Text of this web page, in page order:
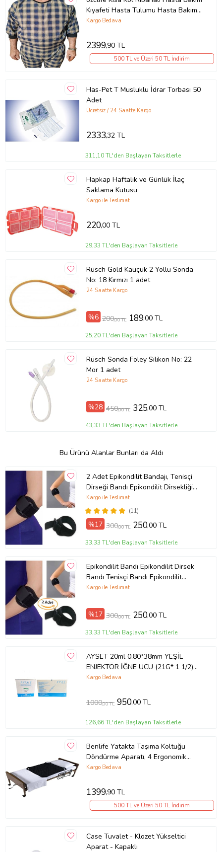
Kıyafeti Hasta Tulumu Hasta Bakım
Sağlık Demans Tulum - MEDİUM
Kargo Bedava
2399,90 TL
500 TL ve Üzeri 50 TL İndirim
Has-Pet T Musluklu İdrar Torbası 50
Adet
Ücretsiz / 24 Saatte Kargo
2333,32 TL
311,10 TL'den Başlayan Taksitlerle
Hapkap Haftalık ve Günlük İlaç
Saklama Kutusu
Kargo ile Teslimat
220,00 TL
29,33 TL'den Başlayan Taksitlerle
Rüsch Gold Kauçuk 2 Yollu Sonda
No: 18 Kırmızı 1 adet
24 Saatte Kargo
%6 200,00 TL 189,00 TL
25,20 TL'den Başlayan Taksitlerle
Rüsch Sonda Foley Silikon No: 22
Mor 1 adet
24 Saatte Kargo
%28 450,00 TL 325,00 TL
43,33 TL'den Başlayan Taksitlerle
Bu Ürünü Alanlar Bunları da Aldı
2 Adet Epikondilit Bandajı, Tenisçi
Dirseği Bandı Epikondilit Dirsekliği
Ücretsiz Kargo Dirsek Bandı
(11)
Kargo ile Teslimat
%17 300,00 TL 250,00 TL
33,33 TL'den Başlayan Taksitlerle
Epikondilit Bandı Epikondilit Dirsek
Bandı Tenisçi Bandı Epikondilit
Bandaj Kaliteli Kumaş 2 Adet
Kargo ile Teslimat
%17 300,00 TL 250,00 TL
33,33 TL'den Başlayan Taksitlerle
AYSET 20ml 0.80*38mm YEŞİL
ENJEKTÖR İĞNE UCU (21G* 1 1/2)
100 ADET
Kargo Bedava
1000,00 TL 950,00 TL
126,66 TL'den Başlayan Taksitlerle
Benlife Yatakta Taşıma Koltuğu
Döndürme Aparatı, 4 Ergonomik
Kayışlı Hasta Yardımı Ekipmanı
Kargo Bedava
1399,90 TL
500 TL ve Üzeri 50 TL İndirim
Case Tuvalet - Klozet Yükseltici
Aparat - Kapaklı